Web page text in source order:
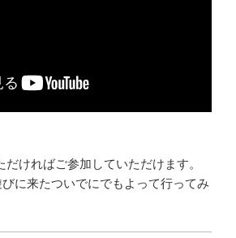
ければご参加していただけます。
に来たついでにでもよって行ってみ